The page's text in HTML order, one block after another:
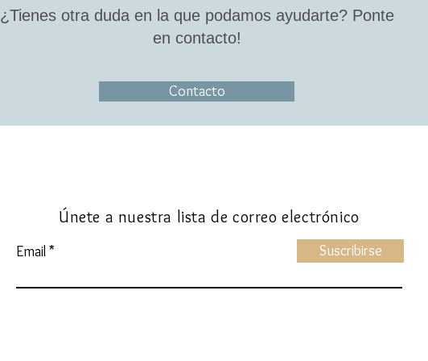
¿Tienes otra duda en la que podamos ayudarte? Ponte
en contacto!
Contacto
Únete a nuestra lista de correo electrónico
Email Suscribirse